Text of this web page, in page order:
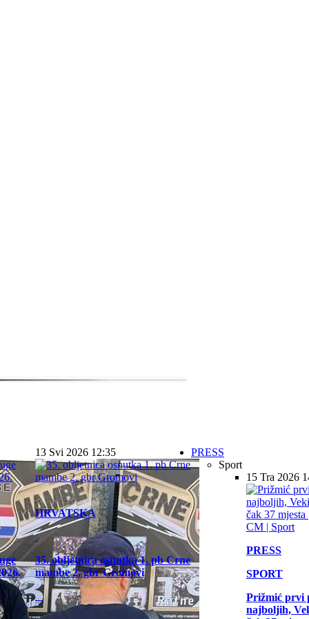
13 Svi 2026 12:35
HRVATSKA
35. obljetnica osnutka 1. pb Crne
mambe 2. gbr Gromovi
PRESS
Sport
15 Tra 2026
PRESS
SPORT
Prižmić prvi
najboljih,